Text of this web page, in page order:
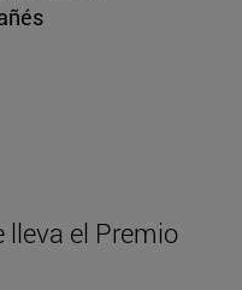
lleva el Premio